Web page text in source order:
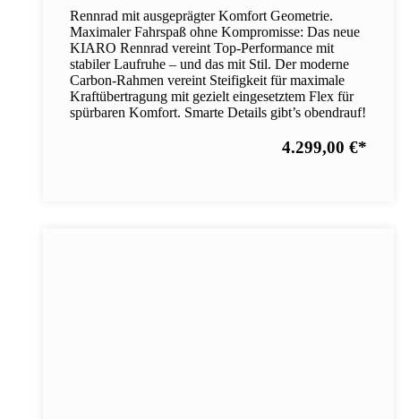
Rennrad mit ausgeprägter Komfort Geometrie.
Maximaler Fahrspaß ohne Kompromisse: Das neue
KIARO Rennrad vereint Top-Performance mit
stabiler Laufruhe – und das mit Stil. Der moderne
Carbon-Rahmen vereint Steifigkeit für maximale
Kraftübertragung mit gezielt eingesetztem Flex für
spürbaren Komfort. Smarte Details gibt’s obendrauf!
4.299,00 €*